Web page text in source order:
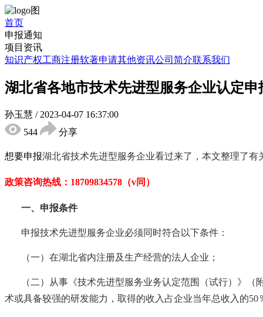
首页
申报通知
项目资讯
知识产权工商注册软著申请其他资讯公司简介联系我们
湖北省各地市技术先进型服务企业认定
孙玉慧 / 2023-04-07 16:37:00
544
分享
想要申报湖北省技术先进型服务企业看过来了，本文整理了有
政策咨询热线： 18709834578（v同）
一、申报条件
申报技术先进型服务企业必须同时符合以下条件：
（一）在湖北省内注册及生产经营的法人企业；
（二）从事《技术先进型服务业务认定范围（试行）》（
术或具备较强的研发能力，取得的收入占企业当年总收入的50